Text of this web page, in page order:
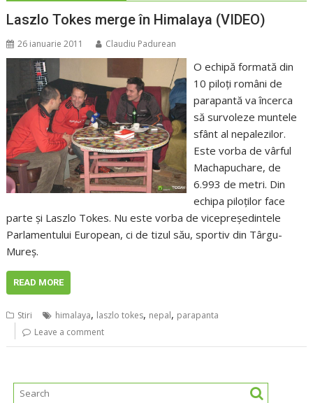
Laszlo Tokes merge în Himalaya (VIDEO)
26 ianuarie 2011 Claudiu Padurean
O echipă formată din
10 piloți români de
parapantă va încerca
să survoleze muntele
sfânt al nepalezilor.
Este vorba de vârful
Machapuchare, de
6.993 de metri. Din
echipa piloților face
parte și Laszlo Tokes. Nu este vorba de vicepreședintele
Parlamentului European, ci de tizul său, sportiv din Târgu-
Mureș.
READ MORE
Stiri himalaya, laszlo tokes, nepal, parapanta
Leave a comment